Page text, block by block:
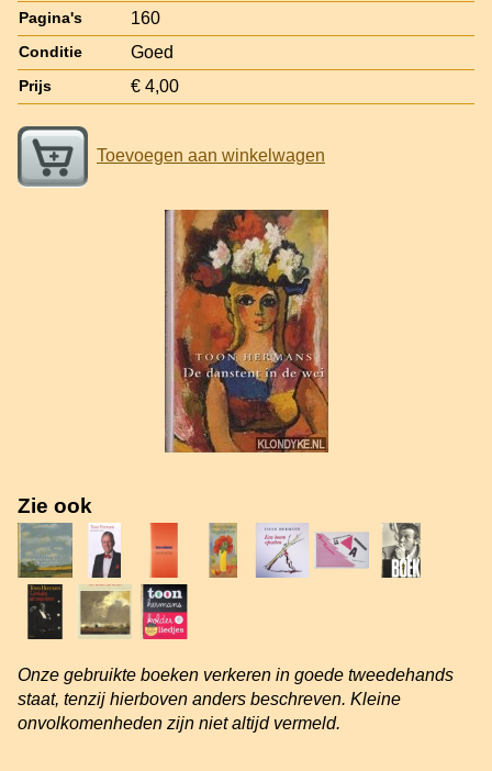
Pagina's 160
Conditie Goed
Prijs € 4,00
Toevoegen aan winkelwagen
Zie ook
Onze gebruikte boeken verkeren in goede tweedehands
staat, tenzij hierboven anders beschreven. Kleine
onvolkomenheden zijn niet altijd vermeld.